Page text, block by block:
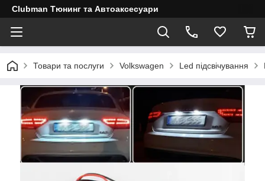
Clubman Тюнинг та Автоаксесуари
Товари та послуги Volkswagen Led підсвічування